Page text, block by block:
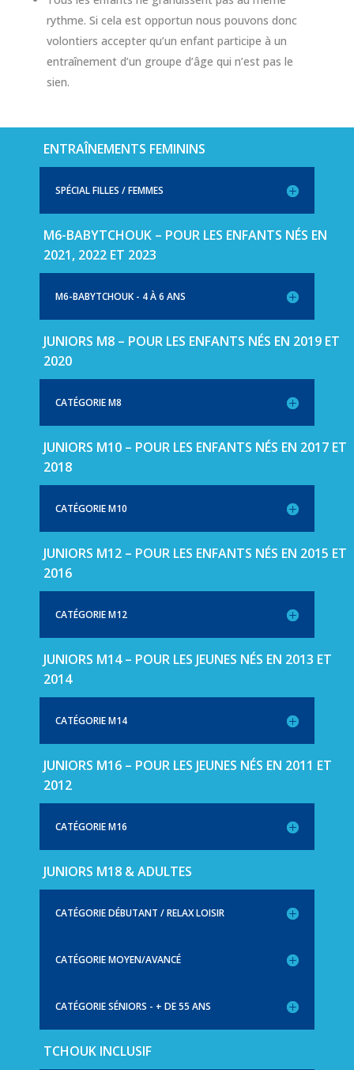
rythme. Si cela est opportun nous pouvons donc
volontiers accepter qu’un enfant participe à un
entraînement d’un groupe d’âge qui n’est pas le
sien.
ENTRAÎNEMENTS FEMININS
SPÉCIAL FILLES / FEMMES
M6-BABYTCHOUK – POUR LES ENFANTS NÉS EN
2021, 2022 ET 2023
M6-BABYTCHOUK - 4 À 6 ANS
JUNIORS M8 – POUR LES ENFANTS NÉS EN 2019 ET
2020
CATÉGORIE M8
JUNIORS M10 – POUR LES ENFANTS NÉS EN 2017 ET
2018
CATÉGORIE M10
JUNIORS M12 – POUR LES ENFANTS NÉS EN 2015 ET
2016
CATÉGORIE M12
JUNIORS M14 – POUR LES JEUNES NÉS EN 2013 ET
2014
CATÉGORIE M14
JUNIORS M16 – POUR LES JEUNES NÉS EN 2011 ET
2012
CATÉGORIE M16
JUNIORS M18 & ADULTES
CATÉGORIE DÉBUTANT / RELAX LOISIR
CATÉGORIE MOYEN/AVANCÉ
CATÉGORIE SÉNIORS - + DE 55 ANS
TCHOUK INCLUSIF